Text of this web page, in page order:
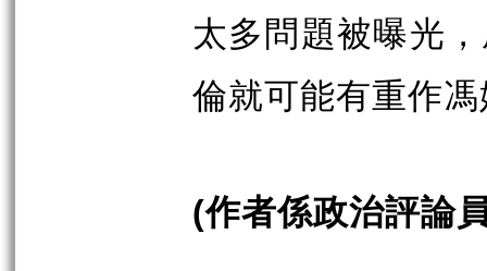
太多問題被曝光
倫就可能有重作
(作者係政治評論